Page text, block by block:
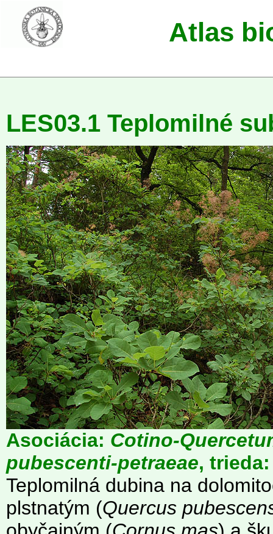
Atlas
LES03.1 Teplomilné
Asociácia: Cotino-
pubescenti-petraeae,
Teplomilná dubina na
plstnatým (Quercus